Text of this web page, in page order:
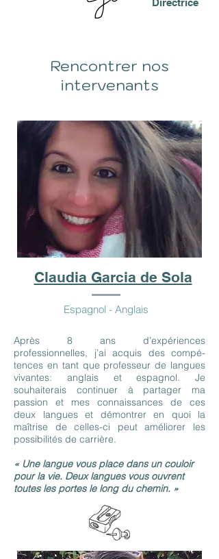
Directrice
Rencontrer nos
intervenants
Claudia Garcia de Sola
Espagnol - Anglais
Après 8 ans d’expériences
professionnelles, j’ai acquis des compé-
tences en tant que professeur de langues
vivantes: anglais et espagnol. Je
souhaiterais continuer à partager ma
passion et mes connaissances de ces
deux langues et démontrer en quoi la
maîtrise de celles-ci peut améliorer les
possibilités de carrière.
« Une langue vous place dans un couloir
pour la vie. Deux langues vous ouvrent
toutes les portes le long du chemin. »